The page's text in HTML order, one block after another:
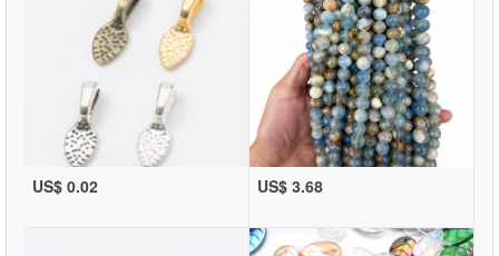
US$ 0.02 US$ 3.68